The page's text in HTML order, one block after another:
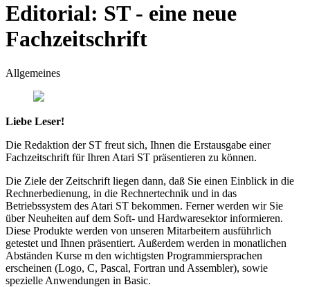
Editorial: ST - eine neue
Fachzeitschrift
Allgemeines
Liebe Leser!
Die Redaktion der ST freut sich, Ihnen die Erstausgabe einer
Fachzeitschrift für Ihren Atari ST präsentieren zu können.
Die Ziele der Zeitschrift liegen dann, daß Sie einen Einblick in die
Rechnerbedienung, in die Rechnertechnik und in das
Betriebssystem des Atari ST bekommen. Ferner werden wir Sie
über Neuheiten auf dem Soft- und Hardwaresektor informieren.
Diese Produkte werden von unseren Mitarbeitern ausführlich
getestet und Ihnen präsentiert. Außerdem werden in monatlichen
Abständen Kurse m den wichtigsten Programmiersprachen
erscheinen (Logo, C, Pascal, Fortran und Assembler), sowie
spezielle Anwendungen in Basic.